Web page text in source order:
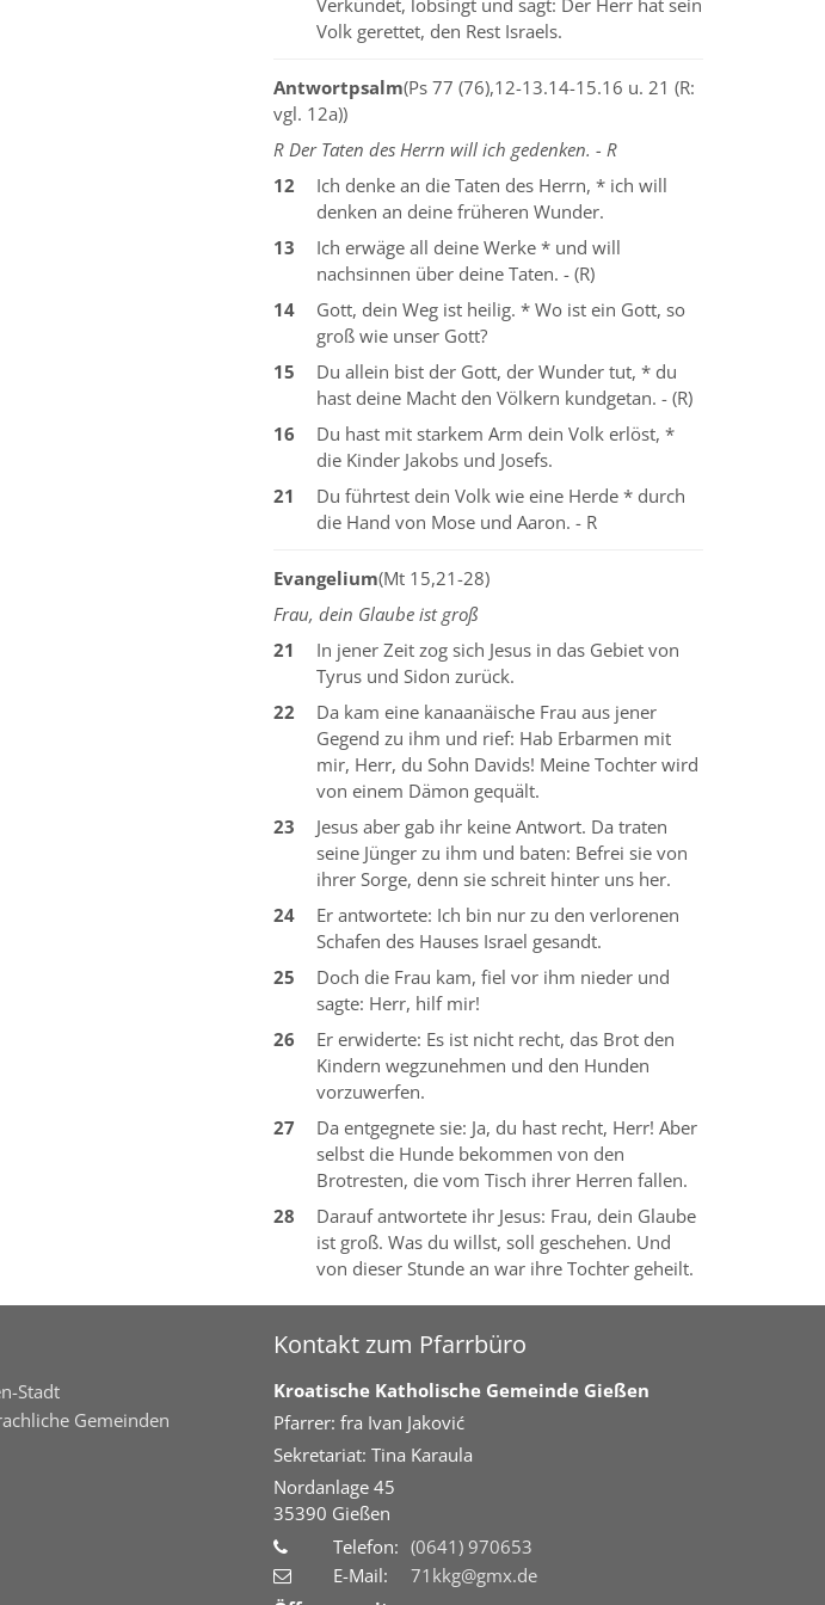
Verkündet, lobsingt und sagt: Der Herr hat sein
Volk gerettet, den Rest Israels.
Antwortpsalm(Ps 77 (76),12-13.14-15.16 u. 21 (R:
vgl. 12a))
R Der Taten des Herrn will ich gedenken. - R
12
Ich denke an die Taten des Herrn, * ich will
denken an deine früheren Wunder.
13
Ich erwäge all deine Werke * und will
nachsinnen über deine Taten. - (R)
14
Gott, dein Weg ist heilig. * Wo ist ein Gott, so
groß wie unser Gott?
15
Du allein bist der Gott, der Wunder tut, * du
hast deine Macht den Völkern kundgetan. - (R)
16
Du hast mit starkem Arm dein Volk erlöst, *
die Kinder Jakobs und Josefs.
21
Du führtest dein Volk wie eine Herde * durch
die Hand von Mose und Aaron. - R
Evangelium(Mt 15,21-28)
Frau, dein Glaube ist groß
21
In jener Zeit zog sich Jesus in das Gebiet von
Tyrus und Sidon zurück.
22
Da kam eine kanaanäische Frau aus jener
Gegend zu ihm und rief: Hab Erbarmen mit
mir, Herr, du Sohn Davids! Meine Tochter wird
von einem Dämon gequält.
23
Jesus aber gab ihr keine Antwort. Da traten
seine Jünger zu ihm und baten: Befrei sie von
ihrer Sorge, denn sie schreit hinter uns her.
24
Er antwortete: Ich bin nur zu den verlorenen
Schafen des Hauses Israel gesandt.
25
Doch die Frau kam, fiel vor ihm nieder und
sagte: Herr, hilf mir!
26
Er erwiderte: Es ist nicht recht, das Brot den
Kindern wegzunehmen und den Hunden
vorzuwerfen.
27
Da entgegnete sie: Ja, du hast recht, Herr! Aber
selbst die Hunde bekommen von den
Brotresten, die vom Tisch ihrer Herren fallen.
28
Darauf antwortete ihr Jesus: Frau, dein Glaube
ist groß. Was du willst, soll geschehen. Und
von dieser Stunde an war ihre Tochter geheilt.
Stadt
Gemeinden
Kontakt zum Pfarrbüro
Kroatische Katholische Gemeinde Gießen
Pfarrer: fra Ivan Jaković
Sekretariat: Tina Karaula
Nordanlage 45
35390 Gießen
Telefon: (0641) 970653
E-Mail:
71kkg@gmx.de